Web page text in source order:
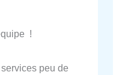
!
peu de